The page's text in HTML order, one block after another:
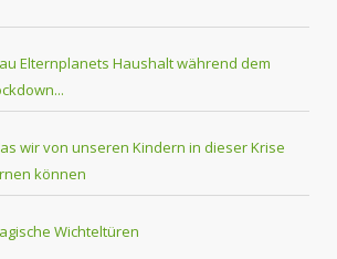
Elternplanets Haushalt während dem
wir von unseren Kindern in dieser Krise
können
Wichteltüren